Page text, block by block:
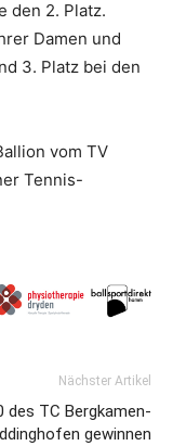
den 2. Platz.
Damen und
3. Platz bei den
vom TV
Tennis-
Nächster Artikel
des TC Bergkamen-
gewinnen